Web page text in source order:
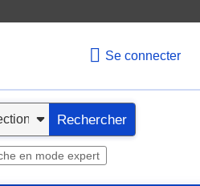
Se connecter
Rechercher
en mode expert